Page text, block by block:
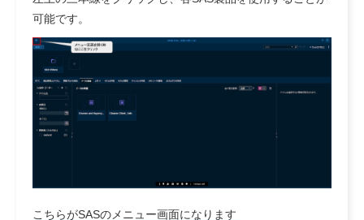
可能です。
こちらがSASのメニュー画面になります